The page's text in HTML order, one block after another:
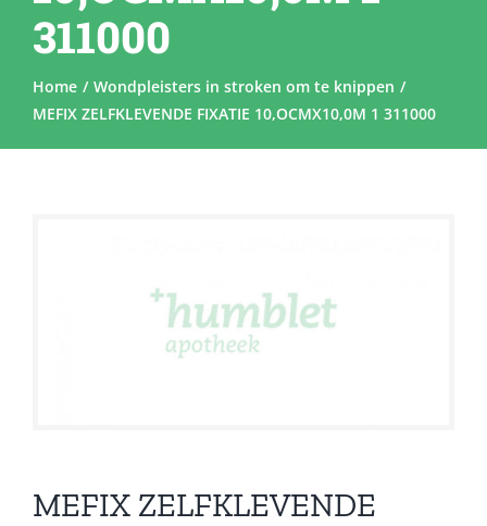
311000
Home
Wondpleisters in stroken om te knippen
MEFIX ZELFKLEVENDE FIXATIE 10,OCMX10,0M 1 311000
MEFIX ZELFKLEVENDE